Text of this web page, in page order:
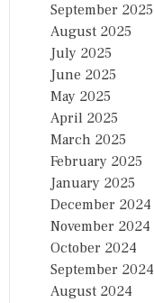
September 2025
August 2025
July 2025
June 2025
May 2025
April 2025
March 2025
February 2025
January 2025
December 2024
November 2024
October 2024
September 2024
August 2024